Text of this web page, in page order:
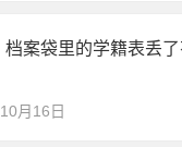
档案袋里的学籍表丢了
10月16日